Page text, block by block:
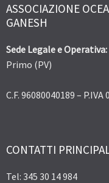
ASSOCIAZIONE
GANESH
Sede Legale e Operativa:
Primo (PV)
C.F. 96080040189 – P.IVA
CONTATTI
Tel: 345 30 14 984